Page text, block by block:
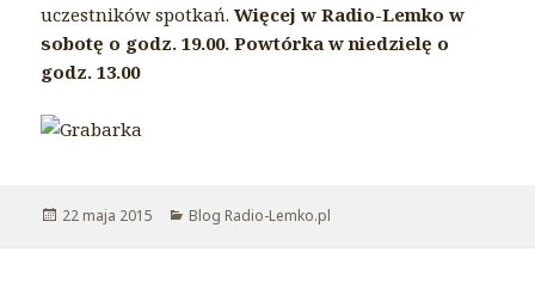
uczestników spotkań.Więcej w Radio-Lemko w
sobotę o godz. 19.00. Powtórka w niedzielę o
godz. 13.00
Opublikowano
22 maja 2015 Kategorie
Blog Radio-Lemko.pl